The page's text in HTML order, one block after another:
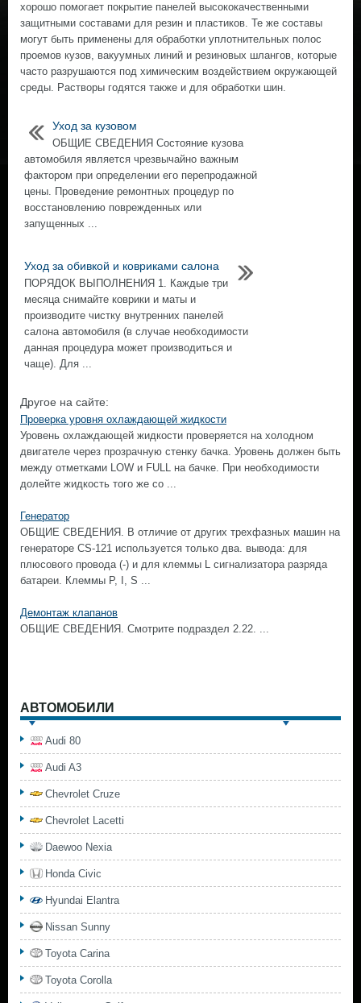
хорошо помогает покрытие панелей высококачественными
защитными составами для резин и пластиков. Те же составы
могут быть применены для обработки уплотнительных полос
проемов кузов, вакуумных линий и резиновых шлангов, которые
часто разрушаются под химическим воздействием окружающей
среды. Растворы годятся также и для обработки шин.
Уход за кузовом
ОБЩИЕ СВЕДЕНИЯ Состояние кузова
автомобиля является чрезвычайно важным
фактором при определении его перепродажной
цены. Проведение ремонтных процедур по
восстановлению поврежденных или
запущенных ...
Уход за обивкой и ковриками салона
ПОРЯДОК ВЫПОЛНЕНИЯ 1. Каждые три
месяца снимайте коврики и маты и
производите чистку внутренних панелей
салона автомобиля (в случае необходимости
данная процедура может производиться и
чаще). Для ...
Другое на сайте:
Проверка уровня охлаждающей жидкости
Уровень охлаждающей жидкости проверяется на холодном
двигателе через прозрачную стенку бачка. Уровень должен быть
между отметками LOW и FULL на бачке. При необходимости
долейте жидкость того же со ...
Генератор
ОБЩИЕ СВЕДЕНИЯ. В отличие от других трехфазных машин на
генераторе CS-121 используется только два. вывода: для
плюсового провода (-) и для клеммы L сигнализатора разряда
батареи. Клеммы Р, I, S ...
Демонтаж клапанов
ОБЩИЕ СВЕДЕНИЯ. Смотрите подраздел 2.22. ...
АВТОМОБИЛИ
Audi 80
Audi A3
Chevrolet Cruze
Chevrolet Lacetti
Daewoo Nexia
Honda Civic
Hyundai Elantra
Nissan Sunny
Toyota Carina
Toyota Corolla